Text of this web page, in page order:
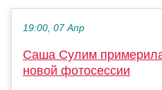
19:00, 07 Апр
Саша Сулим
новой фотосессии